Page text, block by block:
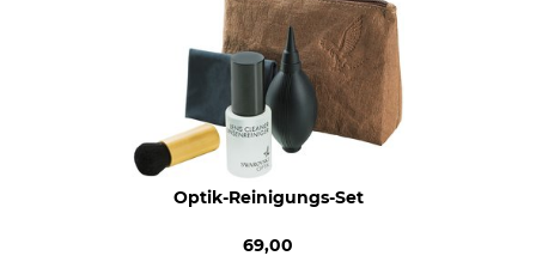
Optische Vergrößerung (x-
fach)
10
Entfernungsmesser
Wasserdicht bis
4 m
Dioptrienausgleich
Marke
Optik-Reinigungs-Set
69,00